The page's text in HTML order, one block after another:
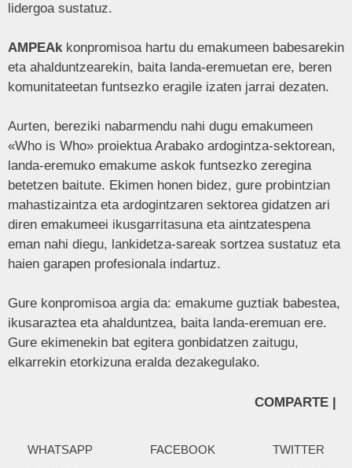
lidergoa sustatuz.
AMPEAkkonpromisoa hartu du emakumeen babesarekin
eta ahalduntzearekin, baita landa-eremuetan ere, beren
komunitateetan funtsezko eragile izaten jarrai dezaten.
Aurten, bereziki nabarmendu nahi dugu emakumeen
«Who is Who» proiektua Arabako ardogintza-sektorean,
landa-eremuko emakume askok funtsezko zeregina
betetzen baitute. Ekimen honen bidez, gure probintzian
mahastizaintza eta ardogintzaren sektorea gidatzen ari
diren emakumeei ikusgarritasuna eta aintzatespena
eman nahi diegu, lankidetza-sareak sortzea sustatuz eta
haien garapen profesionala indartuz.
Gure konpromisoa argia da: emakume guztiak babestea,
ikusaraztea eta ahalduntzea, baita landa-eremuan ere.
Gure ekimenekin bat egitera gonbidatzen zaitugu,
elkarrekin etorkizuna eralda dezakegulako.
COMPARTE |
WHATSAPP FACEBOOK
TWITTER